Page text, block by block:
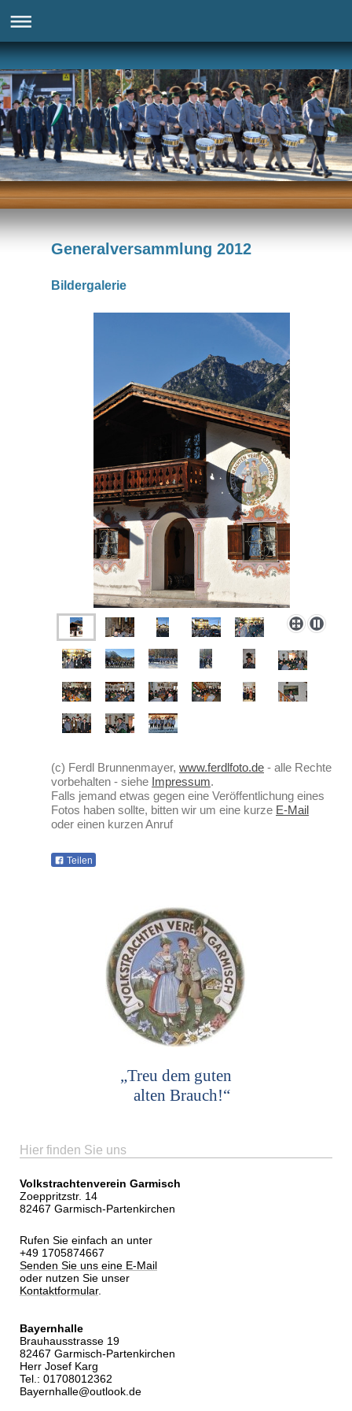
Generalversammlung 2012
Bildergalerie
(c) Ferdl Brunnenmayer, www.ferdlfoto.de - alle Rechte
vorbehalten - siehe Impressum.
Falls jemand etwas gegen eine Veröffentlichung eines
Fotos haben sollte, bitten wir um eine kurze E-Mail
oder einen kurzen Anruf
Teilen
„Treu dem guten
alten Brauch!“
Hier finden Sie uns
Volkstrachtenverein Garmisch
Zoeppritzstr. 14
82467 Garmisch-Partenkirchen
Rufen Sie einfach an unter
+49 1705874667
Senden Sie uns eine E-Mail
oder nutzen Sie unser
Kontaktformular.
Bayernhalle
Brauhausstrasse 19
82467 Garmisch-Partenkirchen
Herr Josef Karg
Tel.: 01708012362
Bayernhalle@outlook.de